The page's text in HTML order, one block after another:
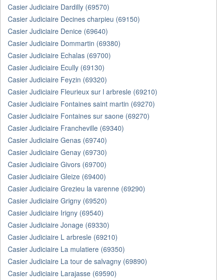
Casier Judiciaire Dardilly (69570)
Casier Judiciaire Decines charpieu (69150)
Casier Judiciaire Denice (69640)
Casier Judiciaire Dommartin (69380)
Casier Judiciaire Echalas (69700)
Casier Judiciaire Ecully (69130)
Casier Judiciaire Feyzin (69320)
Casier Judiciaire Fleurieux sur l arbresle (69210)
Casier Judiciaire Fontaines saint martin (69270)
Casier Judiciaire Fontaines sur saone (69270)
Casier Judiciaire Francheville (69340)
Casier Judiciaire Genas (69740)
Casier Judiciaire Genay (69730)
Casier Judiciaire Givors (69700)
Casier Judiciaire Gleize (69400)
Casier Judiciaire Grezieu la varenne (69290)
Casier Judiciaire Grigny (69520)
Casier Judiciaire Irigny (69540)
Casier Judiciaire Jonage (69330)
Casier Judiciaire L arbresle (69210)
Casier Judiciaire La mulatiere (69350)
Casier Judiciaire La tour de salvagny (69890)
Casier Judiciaire Larajasse (69590)